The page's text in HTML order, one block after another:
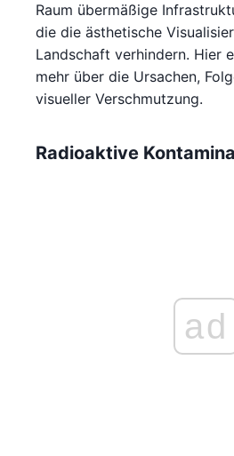
Raum übermäßige
die die ästhetische
Landschaft verhindern. Hier
mehr über die Ursachen,
visueller Verschmutzung.
Radioaktive
ad